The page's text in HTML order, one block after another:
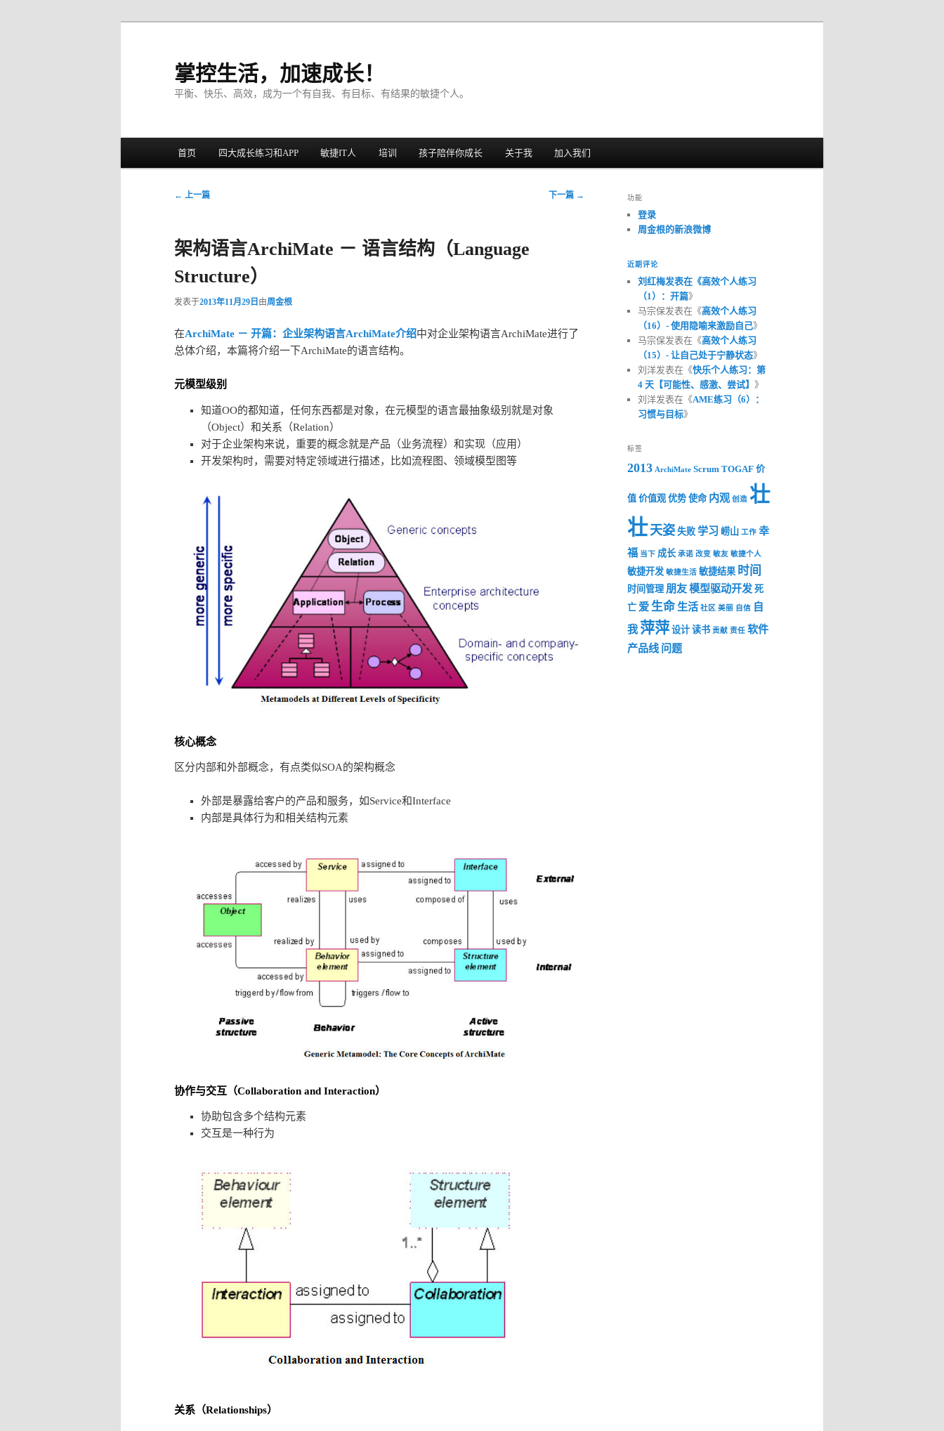
掌控生活，加速成长！
平衡、快乐、高效，成为一个有自我、有目标、有结果的敏捷个人。
跳至主内容区域
跳至副内容区域
首页 四大成长练习和APP 敏捷IT人 培训 孩子陪伴你成长 关于我 加入我们
文章导航
← 上一篇 下一篇 →
架构语言ArchiMate － 语言结构（Language
Structure）
发表于2013年11月29日 由周金根
在ArchiMate － 开篇：企业架构语言ArchiMate介绍中对企业架构语言ArchiMate进行了
总体介绍，本篇将介绍一下ArchiMate的语言结构。
元模型级别
知道OO的都知道，任何东西都是对象，在元模型的语言最抽象级别就是对象
（Object）和关系（Relation）
对于企业架构来说，重要的概念就是产品（业务流程）和实现（应用）
开发架构时，需要对特定领域进行描述，比如流程图、领域模型图等
核心概念
区分内部和外部概念，有点类似SOA的架构概念
外部是暴露给客户的产品和服务，如Service和Interface
内部是具体行为和相关结构元素
协作与交互（Collaboration and Interaction）
协助包含多个结构元素
交互是一种行为
关系（Relationships）
功能
登录
周金根的新浪微博
近期评论
刘红梅发表在《高效个人练习
（1）：开篇》
马宗保发表在《高效个人练习
（16）- 使用隐喻来激励自己》
马宗保发表在《高效个人练习
（15）- 让自己处于宁静状态》
刘洋发表在《快乐个人练习：第
4 天【可能性、感激、尝试】 》
刘洋发表在《AME练习（6）：
习惯与目标》
标签
2013 ArchiMate Scrum TOGAF 价
值 价值观 优势 使命 内观 创造 壮
壮 天姿 失败 学习 崂山 工作 幸
福 当下 成长 承诺 改变 敏友 敏捷个人
敏捷开发 敏捷生活 敏捷结果 时间
时间管理 朋友模型驱动开发 死
亡 爱 生命 生活 社区 美丽 自信
自
我 萍萍 设计 读书 贡献 责任 软件
产品线 问题